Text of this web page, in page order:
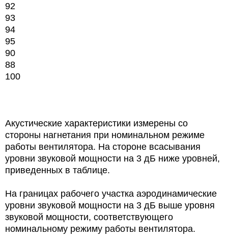
92
93
94
95
90
88
100
Акустические характеристики измерены со
стороны нагнетания при номинальном режиме
работы вентилятора. На стороне всасывания
уровни звуковой мощности на 3 дБ ниже уровней,
приведенных в таблице.
На границах рабочего участка аэродинамические
уровни звуковой мощности на 3 дБ выше уровня
звуковой мощности, соответствующего
номинальному режиму работы вентилятора.